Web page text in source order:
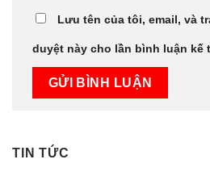
Lưu tên của tôi, email, và
duyệt này cho lần bình luận kế
TIN TỨC